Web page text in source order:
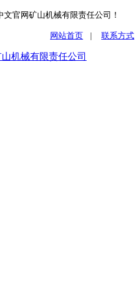
官网矿山机械有限责任公司！
网站首页 联系方式